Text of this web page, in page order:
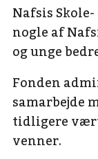
Nafsis
nogle af
og unge
Fonden
samarbejde
tidligere
venner.